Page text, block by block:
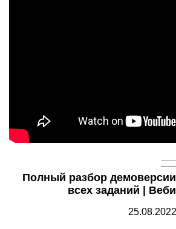
Полный разбор
всех заданий |